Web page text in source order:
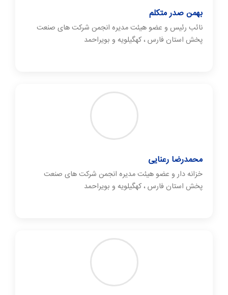
بهمن صدر متکلم
نائب رئیس و عضو هیئت مدیره انجمن شرکت های صنعت
پخش استان فارس ، کهگیلویه و بویراحمد
محمدرضا رعنایی
خزانه دار و عضو هیئت مدیره انجمن شرکت های صنعت
پخش استان فارس ، کهگیلویه و بویراحمد